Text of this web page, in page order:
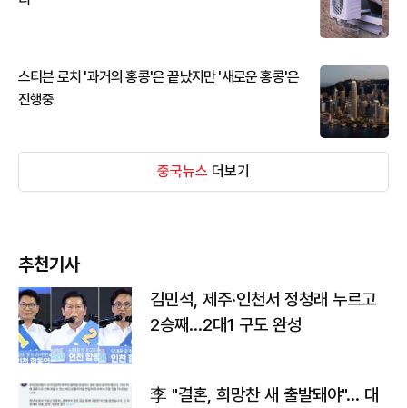
스티븐 로치 '과거의 홍콩'은 끝났지만 '새로운 홍콩'은
진행중
중국뉴스 더보기
추천기사
김민석, 제주·인천서 정청래 누르고
2승째…2대1 구도 완성
李 "결혼, 희망찬 새 출발돼야"… 대